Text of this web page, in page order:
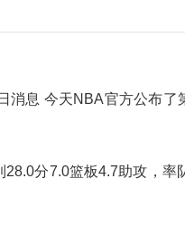
消息 今天NBA官方公布
28.0分7.0篮板4.7助攻，